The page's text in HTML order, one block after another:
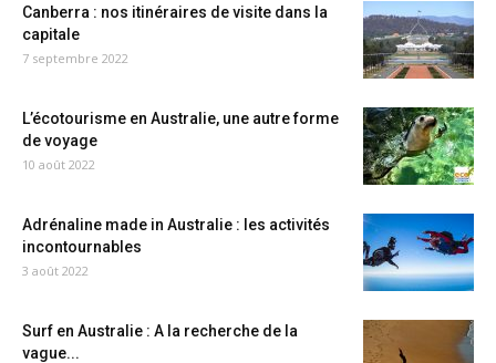
Canberra : nos itinéraires de visite dans la
capitale
7 septembre 2022
L’écotourisme en Australie, une autre forme
de voyage
10 août 2022
Adrénaline made in Australie : les activités
incontournables
3 août 2022
Surf en Australie : A la recherche de la
vague...